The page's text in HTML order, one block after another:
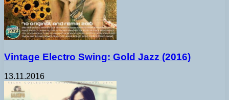
Vintage Electro Swing: Gold Jazz (2016)
13.11.2016